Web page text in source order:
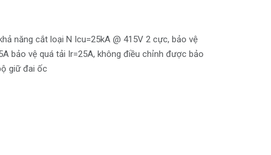
năng cắt loại N Icu=25kA @ 415V 2 cực, bảo vệ
bảo vệ quá tải Ir=25A, không điều chỉnh được bảo
giữ đai ốc